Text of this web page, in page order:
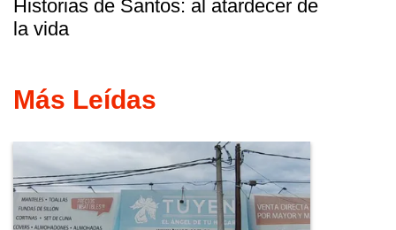
Historias de Santos: al atardecer de
la vida
Más Leídas